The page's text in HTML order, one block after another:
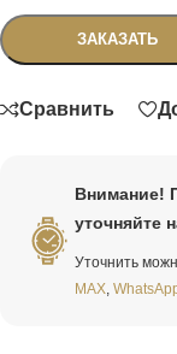
ЗАКАЗАТЬ
Сравнить
Внимание!
уточняйте
Уточнить
MAX